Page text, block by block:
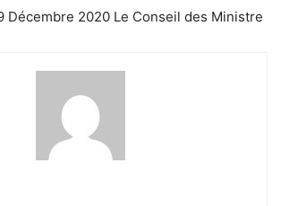
Décembre 2020 Le Conseil des Ministre